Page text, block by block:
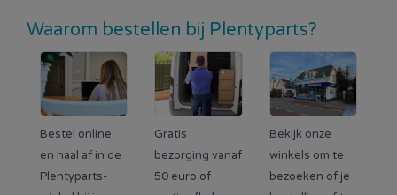
Waarom bestellen bij Plentyparts?
Bestel online
en haal af in de
Plentyparts-
Gratis
bezorging vanaf
50 euro of
Bekijk onze
winkels om te
bezoeken of je